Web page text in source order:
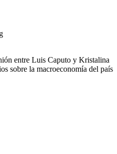
entre Luis Caputo y Kristalina
sobre la macroeconomía del país